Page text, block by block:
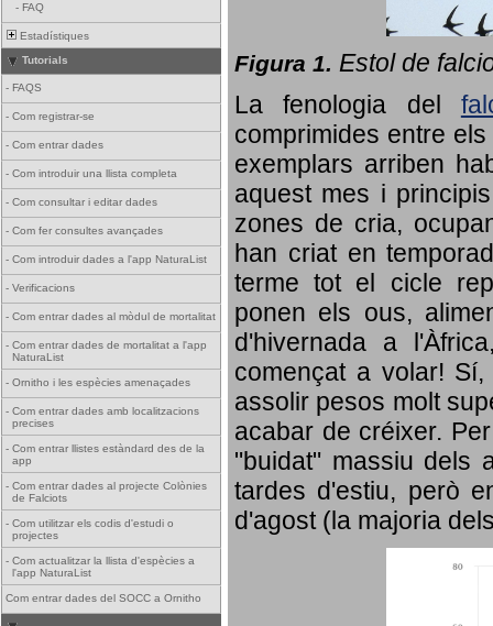
- FAQ
Estadístiques
Tutorials
- FAQS
- Com registrar-se
- Com entrar dades
- Com introduir una llista completa
- Com consultar i editar dades
- Com fer consultes avançades
- Com introduir dades a l'app NaturaList
- Verificacions
- Com entrar dades al mòdul de mortalitat
- Com entrar dades de mortalitat a l'app
NaturaList
- Ornitho i les espècies amenaçades
- Com entrar dades amb localitzacions
precises
- Com entrar llistes estàndard des de la
app
- Com entrar dades al projecte Colònies
de Falciots
- Com utilitzar els codis d'estudi o
projectes
- Com actualitzar la llista d'espècies a
l'app NaturaList
Com entrar dades del SOCC a Ornitho
Figura 1. Estol de
La fenologia del
comprimides entre
exemplars arriben
aquest mes i
zones de cria,
han criat en
terme tot el cicle
ponen els ous,
d'hivernada a
començat a volar!
assolir pesos molt
acabar de créixer.
"buidat" massiu dels
tardes d'estiu, però
d'agost (la majoria